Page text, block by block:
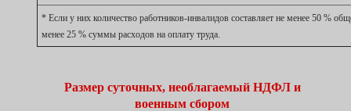
* Если у них количество работников-инвалидов составляет не менее 50 %
менее 25 % суммы расходов на оплату труда.
Размер суточных, необлагаемый НДФЛ и
военным сбором